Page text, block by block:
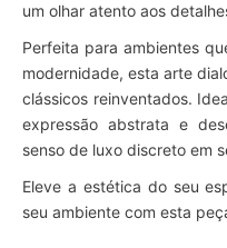
um olhar atento aos
Perfeita para ambientes
modernidade, esta arte
clássicos reinventados.
expressão abstrata e
senso de luxo discreto em
Eleve a estética do seu
seu ambiente com esta